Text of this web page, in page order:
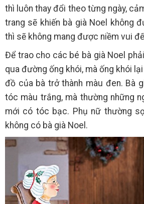
thì luôn thay đổi theo từng ngày,
trang sẽ khiến bà già Noel không
thì sẽ không mang được niềm vui
Để trao cho các bé bà già Noel
qua đường ống khói, mà ống khói
đồ của bà trở thành màu đen. Bà
tóc màu trắng, mà thường những
mới có tóc bạc. Phụ nữ thường
không có bà già Noel.